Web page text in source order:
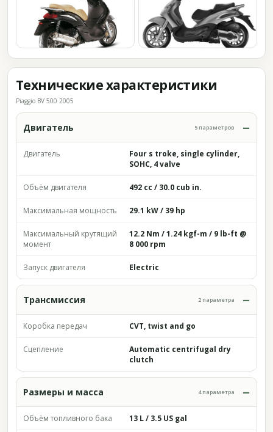
Технические характеристики
Piaggio BV 500 2005
Двигатель 5 параметров
Двигатель
Four s troke, single cylinder,
SOHC, 4 valve
Объём двигателя 492 cc / 30.0 cub in.
Максимальная мощность 29.1 kW / 39 hp
Максимальный крутящий
момент
12.2 Nm / 1.24 kgf-m / 9 lb-ft @
8 000 rpm
Запуск двигателя Electric
Трансмиссия 2 параметра
Коробка передач CVT, twist and go
Сцепление
Automatic centrifugal dry
clutch
Размеры и масса 4 параметра
Объём топливного бака 13 L / 3.5 US gal